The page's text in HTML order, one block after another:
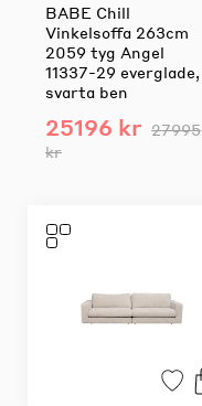
BABE Chill
Vinkelsoffa 263cm
2059 tyg Angel
11337-29 everglade,
svarta ben
25196 kr 27995
kr